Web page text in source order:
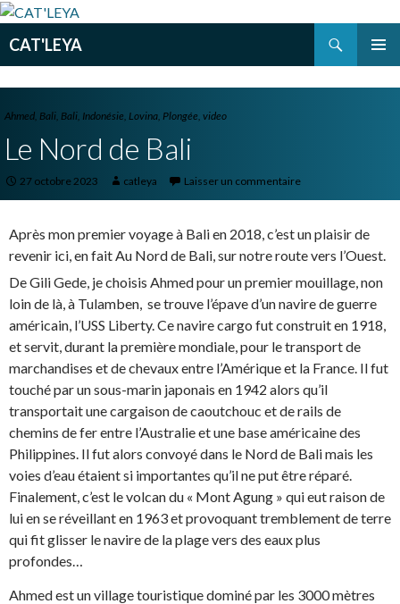
CAT'LEYA
PRINCIPAL
Ahmed Bali Bali Indonésie Lovina Plongée video
Le Nord de Bali
27 octobre 2023 catleya Laisser un commentaire
Après mon premier voyage à Bali en 2018, c’est un plaisir de
revenir ici, en fait Au Nord de Bali, sur notre route vers l’Ouest.
De Gili Gede, je choisis Ahmed pour un premier mouillage, non
loin de là, à Tulamben, se trouve l’épave d’un navire de guerre
américain, l’USS Liberty. Ce navire cargo fut construit en 1918,
et servit, durant la première mondiale, pour le transport de
marchandises et de chevaux entre l’Amérique et la France. Il fut
touché par un sous-marin japonais en 1942 alors qu’il
transportait une cargaison de caoutchouc et de rails de
chemins de fer entre l’Australie et une base américaine des
Philippines. Il fut alors convoyé dans le Nord de Bali mais les
voies d’eau étaient si importantes qu’il ne put être réparé.
Finalement, c’est le volcan du « Mont Agung » qui eut raison de
lui en se réveillant en 1963 et provoquant tremblement de terre
qui fit glisser le navire de la plage vers des eaux plus
profondes…
Ahmed est un village touristique dominé par les 3000 mètres